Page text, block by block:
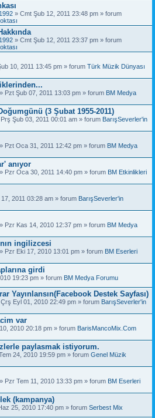
» Cmt Şub 12, 2011 23:48 pm » forum
» Cmt Şub 12, 2011 23:37 pm » forum
10, 2011 13:45 pm » forum Türk Müzik Dünyası
» Pzt Şub 07, 2011 13:03 pm » forum BM Medya
(3 Şubat 1955-2011)
Şub 03, 2011 00:01 am » forum BarışSeverler'in
» Pzt Oca 31, 2011 12:42 pm » forum BM Medya
anıyor
» Pzr Oca 30, 2011 14:40 pm » forum BM Etkinlikleri
2011 03:28 am » forum BarışSeverler'in
» Pzr Kas 14, 2010 12:37 pm » forum BM Medya
ingilizcesi
» Pzr Eki 17, 2010 13:01 pm » forum BM Eserleri
girdi
19:23 pm » forum BM Medya Forumu
Yayınlansın(Facebook Destek Sayfası)
Eyl 01, 2010 22:49 pm » forum BarışSeverler'in
var
2010 20:18 pm » forum BarisMancoMix.Com
paylasmak istiyorum.
24, 2010 19:59 pm » forum Genel Müzik
» Pzr Tem 11, 2010 13:33 pm » forum BM Eserleri
(kampanya)
25, 2010 17:40 pm » forum Serbest Mix